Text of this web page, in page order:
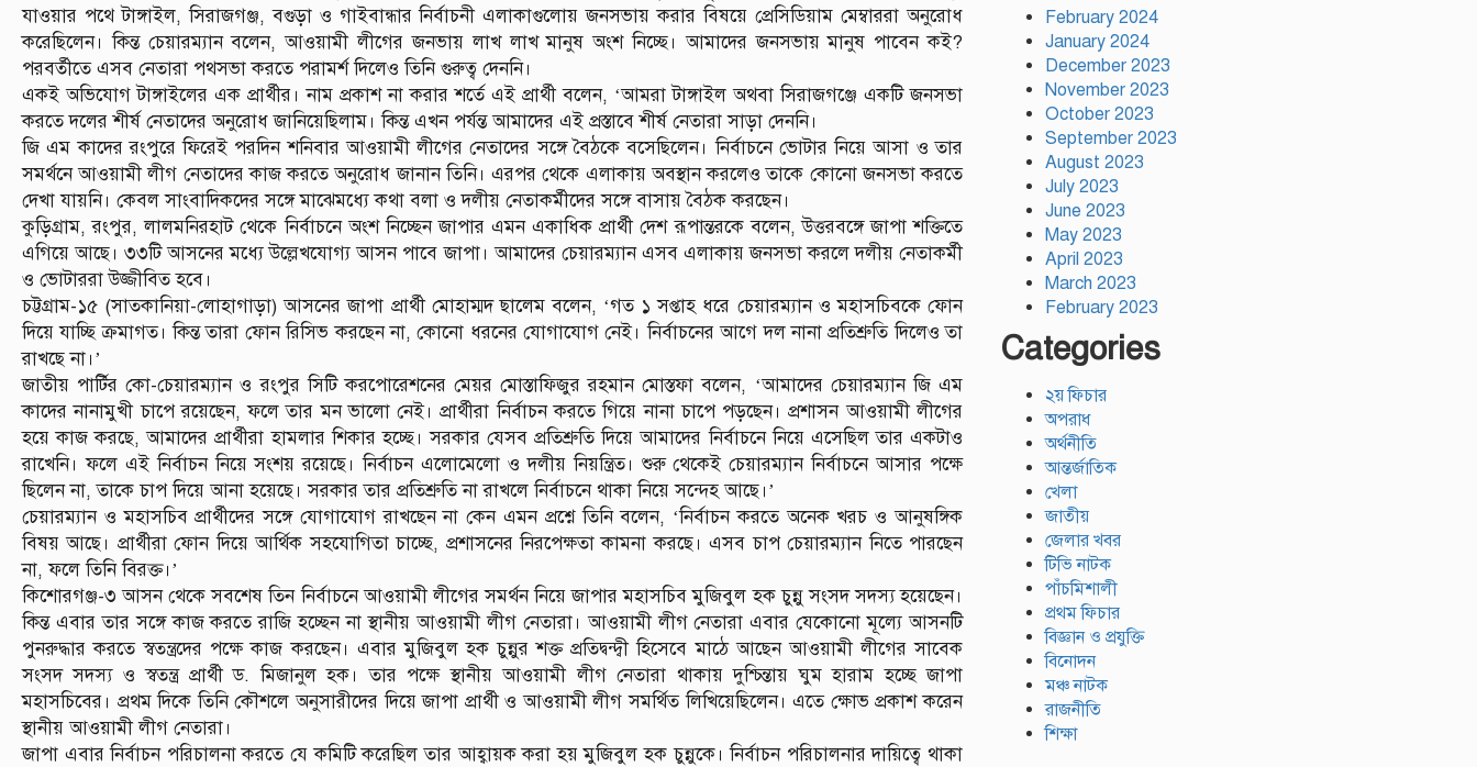
যাওয়ার পথে টাঙ্গাইল, সিরাজগঞ্জ, বগুড়া ও গাইবান্ধার নির্বাচনী এলাকাগুলোয় জনসভায় করার বিষয়ে প্রেসিডিয়াম মেম্বাররা অনুরোধ
করেছিলেন। কিন্ত চেয়ারম্যান বলেন, আওয়ামী লীগের জনভায় লাখ লাখ মানুষ অংশ নিচ্ছে। আমাদের জনসভায় মানুষ পাবেন কই?
পরবর্তীতে এসব নেতারা পথসভা করতে পরামর্শ দিলেও তিনি গুরুত্ব দেননি।
একই অভিযোগ টাঙ্গাইলের এক প্রার্থীর। নাম প্রকাশ না করার শর্তে এই প্রার্থী বলেন, ‘আমরা টাঙ্গাইল অথবা সিরাজগঞ্জে একটি জনসভা
করতে দলের শীর্ষ নেতাদের অনুরোধ জানিয়েছিলাম। কিন্ত এখন পর্যন্ত আমাদের এই প্রস্তাবে শীর্ষ নেতারা সাড়া দেননি।
জি এম কাদের রংপুরে ফিরেই পরদিন শনিবার আওয়ামী লীগের নেতাদের সঙ্গে বৈঠকে বসেছিলেন। নির্বাচনে ভোটার নিয়ে আসা ও তার
সমর্থনে আওয়ামী লীগ নেতাদের কাজ করতে অনুরোধ জানান তিনি। এরপর থেকে এলাকায় অবস্থান করলেও তাকে কোনো জনসভা করতে
দেখা যায়নি। কেবল সাংবাদিকদের সঙ্গে মাঝেমধ্যে কথা বলা ও দলীয় নেতাকর্মীদের সঙ্গে বাসায় বৈঠক করছেন।
কুড়িগ্রাম, রংপুর, লালমনিরহাট থেকে নির্বাচনে অংশ নিচ্ছেন জাপার এমন একাধিক প্রার্থী দেশ রূপান্তরকে বলেন, উত্তরবঙ্গে জাপা শক্তিতে
এগিয়ে আছে। ৩৩টি আসনের মধ্যে উল্লেখযোগ্য আসন পাবে জাপা। আমাদের চেয়ারম্যান এসব এলাকায় জনসভা করলে দলীয় নেতাকর্মী
ও ভোটাররা উজ্জীবিত হবে।
চট্টগ্রাম-১৫ (সাতকানিয়া-লোহাগাড়া) আসনের জাপা প্রার্থী মোহাম্মদ ছালেম বলেন, ‘গত ১ সপ্তাহ ধরে চেয়ারম্যান ও মহাসচিবকে ফোন
দিয়ে যাচ্ছি ক্রমাগত। কিন্ত তারা ফোন রিসিভ করছেন না, কোনো ধরনের যোগাযোগ নেই। নির্বাচনের আগে দল নানা প্রতিশ্রুতি দিলেও তা
রাখছে না।’
জাতীয় পার্টির কো-চেয়ারম্যান ও রংপুর সিটি করপোরেশনের মেয়র মোস্তাফিজুর রহমান মোস্তফা বলেন, ‘আমাদের চেয়ারম্যান জি এম
কাদের নানামুখী চাপে রয়েছেন, ফলে তার মন ভালো নেই। প্রার্থীরা নির্বাচন করতে গিয়ে নানা চাপে পড়ছেন। প্রশাসন আওয়ামী লীগের
হয়ে কাজ করছে, আমাদের প্রার্থীরা হামলার শিকার হচ্ছে। সরকার যেসব প্রতিশ্রুতি দিয়ে আমাদের নির্বাচনে নিয়ে এসেছিল তার একটাও
রাখেনি। ফলে এই নির্বাচন নিয়ে সংশয় রয়েছে। নির্বাচন এলোমেলো ও দলীয় নিয়ন্ত্রিত। শুরু থেকেই চেয়ারম্যান নির্বাচনে আসার পক্ষে
ছিলেন না, তাকে চাপ দিয়ে আনা হয়েছে। সরকার তার প্রতিশ্রুতি না রাখলে নির্বাচনে থাকা নিয়ে সন্দেহ আছে।’
চেয়ারম্যান ও মহাসচিব প্রার্থীদের সঙ্গে যোগাযোগ রাখছেন না কেন এমন প্রশ্নে তিনি বলেন, ‘নির্বাচন করতে অনেক খরচ ও আনুষঙ্গিক
বিষয় আছে। প্রার্থীরা ফোন দিয়ে আর্থিক সহযোগিতা চাচ্ছে, প্রশাসনের নিরপেক্ষতা কামনা করছে। এসব চাপ চেয়ারম্যান নিতে পারছেন
না, ফলে তিনি বিরক্ত।’
কিশোরগঞ্জ-৩ আসন থেকে সবশেষ তিন নির্বাচনে আওয়ামী লীগের সমর্থন নিয়ে জাপার মহাসচিব মুজিবুল হক চুন্নু সংসদ সদস্য হয়েছেন।
কিন্ত এবার তার সঙ্গে কাজ করতে রাজি হচ্ছেন না স্থানীয় আওয়ামী লীগ নেতারা। আওয়ামী লীগ নেতারা এবার যেকোনো মূল্যে আসনটি
পুনরুদ্ধার করতে স্বতন্ত্রদের পক্ষে কাজ করছেন। এবার মুজিবুল হক চুন্নুর শক্ত প্রতিদ্বন্দ্বী হিসেবে মাঠে আছেন আওয়ামী লীগের সাবেক
সংসদ সদস্য ও স্বতন্ত্র প্রার্থী ড. মিজানুল হক। তার পক্ষে স্থানীয় আওয়ামী লীগ নেতারা থাকায় দুশ্চিন্তায় ঘুম হারাম হচ্ছে জাপা
মহাসচিবের। প্রথম দিকে তিনি কৌশলে অনুসারীদের দিয়ে জাপা প্রার্থী ও আওয়ামী লীগ সমর্থিত লিখিয়েছিলেন। এতে ক্ষোভ প্রকাশ করেন
স্থানীয় আওয়ামী লীগ নেতারা।
জাপা এবার নির্বাচন পরিচালনা করতে যে কমিটি করেছিল তার আহ্বায়ক করা হয় মুজিবুল হক চুন্নুকে। নির্বাচন পরিচালনার দায়িত্বে থাকা
February 2024
January 2024
December 2023
November 2023
October 2023
September 2023
August 2023
July 2023
June 2023
May 2023
April 2023
March 2023
February 2023
Categories
২য় ফিচার
অপরাধ
অর্থনীতি
আন্তর্জাতিক
খেলা
জাতীয়
জেলার খবর
টিভি নাটক
পাঁচমিশালী
প্রথম ফিচার
বিজ্ঞান ও প্রযুক্তি
বিনোদন
মঞ্চ নাটক
রাজনীতি
শিক্ষা